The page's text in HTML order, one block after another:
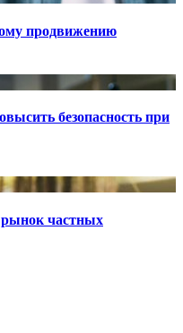
продвижению
безопасность при
частных